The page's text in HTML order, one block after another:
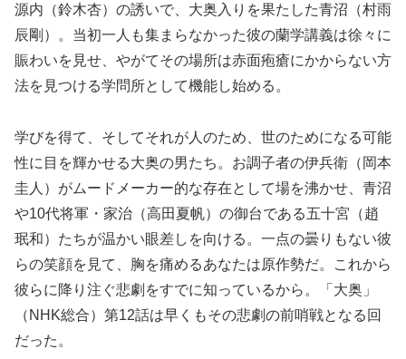
源内（鈴木杏）の誘いで、大奥入りを果たした青沼（村雨
辰剛）。当初一人も集まらなかった彼の蘭学講義は徐々に
賑わいを見せ、やがてその場所は赤面疱瘡にかからない方
法を見つける学問所として機能し始める。
学びを得て、そしてそれが人のため、世のためになる可能
性に目を輝かせる大奥の男たち。お調子者の伊兵衛（岡本
圭人）がムードメーカー的な存在として場を沸かせ、青沼
や10代将軍・家治（高田夏帆）の御台である五十宮（趙
珉和）たちが温かい眼差しを向ける。一点の曇りもない彼
らの笑顔を見て、胸を痛めるあなたは原作勢だ。これから
彼らに降り注ぐ悲劇をすでに知っているから。「大奥」
（NHK総合）第12話は早くもその悲劇の前哨戦となる回
だった。